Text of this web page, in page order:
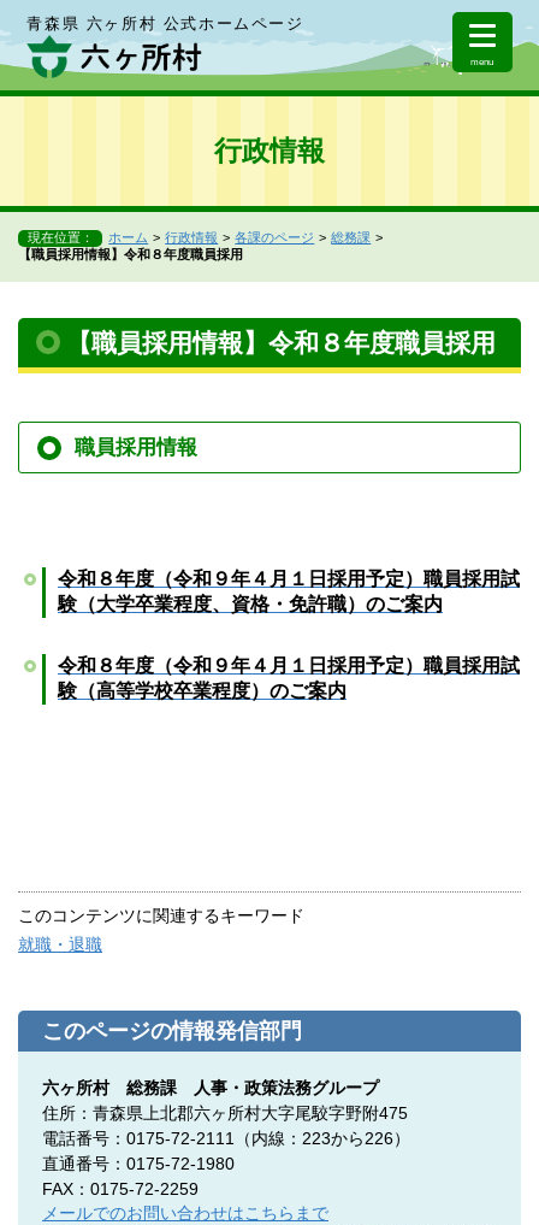
青森県 六ヶ所村 公式ホームページ
menu
行政情報
現在位置： ホーム 行政情報 各課のページ
総務課
【職員採用情報】令和８年度職員採用
【職員採用情報】令和８年度職員採用
職員採用情報
令和８年度（令和９年４月１日採用予定）職員採用試
験（大学卒業程度、資格・免許職）のご案内
令和８年度（令和９年４月１日採用予定）職員採用試
験（高等学校卒業程度）のご案内
このコンテンツに関連するキーワード
就職・退職
このページの情報発信部門
六ヶ所村 総務課 人事・政策法務グループ
住所：青森県上北郡六ヶ所村大字尾駮字野附475
電話番号：0175-72-2111（内線：223から226）
直通番号：0175-72-1980
FAX：0175-72-2259
メールでのお問い合わせはこちらまで